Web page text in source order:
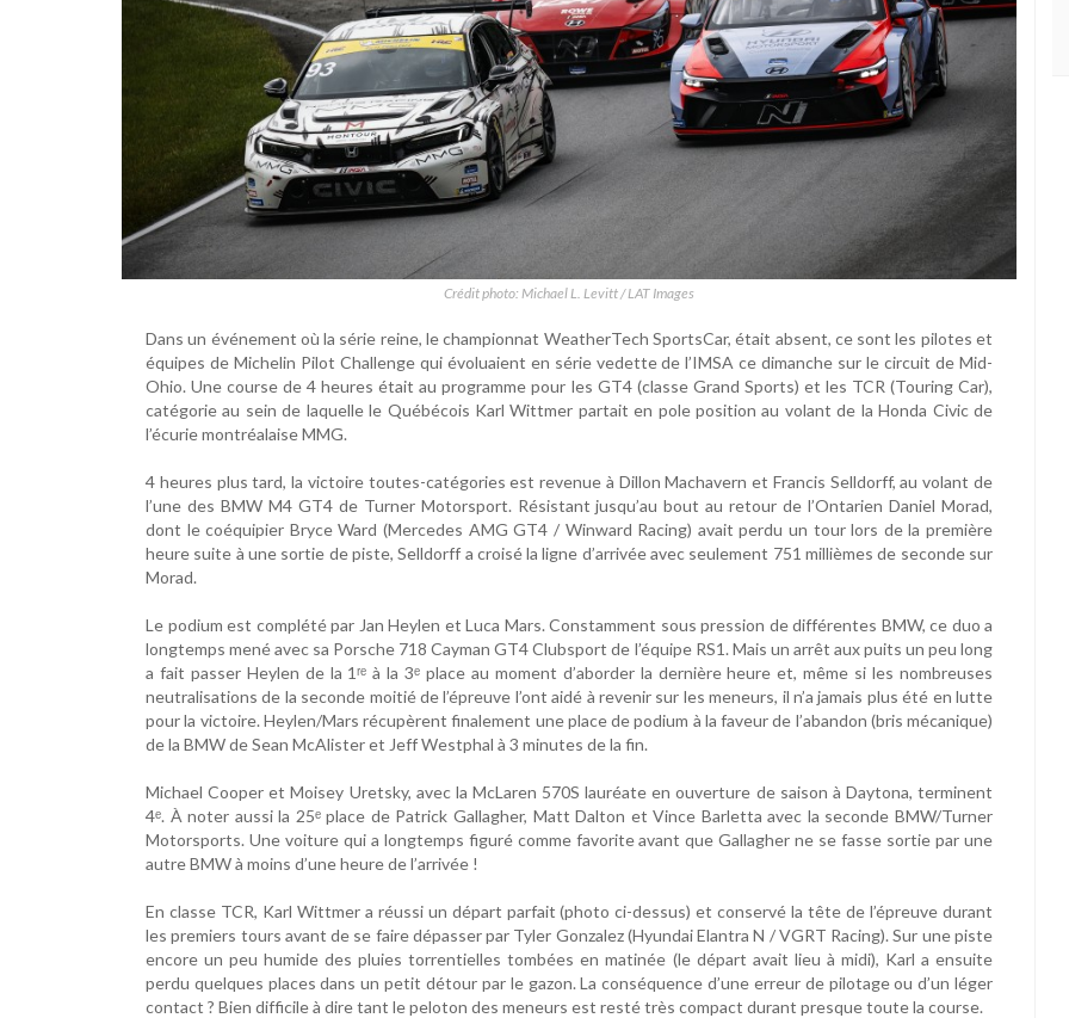
Crédit photo: Michael L. Levitt / LAT Images
Dans un événement où la série reine, le championnat WeatherTech SportsCar, était absent, ce sont les pilotes et
équipes de Michelin Pilot Challenge qui évoluaient en série vedette de l’IMSA ce dimanche sur le circuit de Mid-
Ohio. Une course de 4 heures était au programme pour les GT4 (classe Grand Sports) et les TCR (Touring Car),
catégorie au sein de laquelle le Québécois Karl Wittmer partait en pole position au volant de la Honda Civic de
l’écurie montréalaise MMG.
4 heures plus tard, la victoire toutes-catégories est revenue à Dillon Machavern et Francis Selldorff, au volant de
l’une des BMW M4 GT4 de Turner Motorsport. Résistant jusqu’au bout au retour de l’Ontarien Daniel Morad,
dont le coéquipier Bryce Ward (Mercedes AMG GT4 / Winward Racing) avait perdu un tour lors de la première
heure suite à une sortie de piste, Selldorff a croisé la ligne d’arrivée avec seulement 751 millièmes de seconde sur
Morad.
Le podium est complété par Jan Heylen et Luca Mars. Constamment sous pression de différentes BMW, ce duo a
longtemps mené avec sa Porsche 718 Cayman GT4 Clubsport de l’équipe RS1. Mais un arrêt aux puits un peu long
a fait passer Heylen de la 1ʳᵉ à la 3ᵉ place au moment d’aborder la dernière heure et, même si les nombreuses
neutralisations de la seconde moitié de l’épreuve l’ont aidé à revenir sur les meneurs, il n’a jamais plus été en lutte
pour la victoire. Heylen/Mars récupèrent finalement une place de podium à la faveur de l’abandon (bris mécanique)
de la BMW de Sean McAlister et Jeff Westphal à 3 minutes de la fin.
Michael Cooper et Moisey Uretsky, avec la McLaren 570S lauréate en ouverture de saison à Daytona, terminent
4ᵉ. À noter aussi la 25ᵉ place de Patrick Gallagher, Matt Dalton et Vince Barletta avec la seconde BMW/Turner
Motorsports. Une voiture qui a longtemps figuré comme favorite avant que Gallagher ne se fasse sortie par une
autre BMW à moins d’une heure de l’arrivée !
En classe TCR, Karl Wittmer a réussi un départ parfait (photo ci-dessus) et conservé la tête de l’épreuve durant
les premiers tours avant de se faire dépasser par Tyler Gonzalez (Hyundai Elantra N / VGRT Racing). Sur une piste
encore un peu humide des pluies torrentielles tombées en matinée (le départ avait lieu à midi), Karl a ensuite
perdu quelques places dans un petit détour par le gazon. La conséquence d’une erreur de pilotage ou d’un léger
contact ? Bien difficile à dire tant le peloton des meneurs est resté très compact durant presque toute la course.